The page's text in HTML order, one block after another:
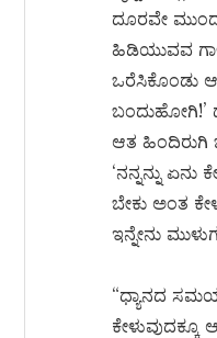
ದೂರವೇ
ಹಿಡಿಯುವವ
ಒರೆಸಿಕೊಂಡು ಆ
ಬಂದುಹೋಗಿ!’
ಆತ ಹಿಂದಿರುಗಿ
‘ನನ್ನನ್ನು
ಬೇಕು ಅಂತ
ಇನ್ನೇನು
“ಧ್ಯಾನದ